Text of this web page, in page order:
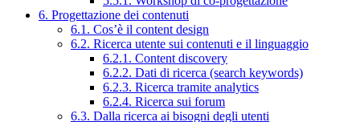
6. Progettazione dei contenuti
6.1. Cos’è il content design
6.2. Ricerca utente sui contenuti e il linguaggio
6.2.1. Content discovery
6.2.2. Dati di ricerca (search keywords)
6.2.3. Ricerca tramite analytics
6.2.4. Ricerca sui forum
6.3. Dalla ricerca ai bisogni degli utenti